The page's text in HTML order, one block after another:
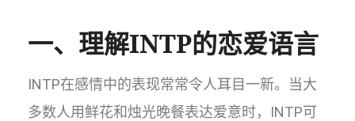
一、理解INTP的恋爱语言
INTP在感情中的表现常常令人耳目一新。当大
多数人用鲜花和烛光晚餐表达爱意时，INTP可